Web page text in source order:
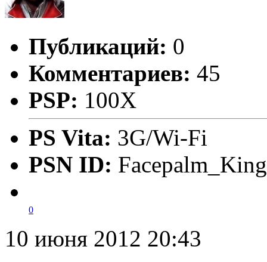
Публикаций: 0
Комментариев: 45
PSP: 100X
PS Vita: 3G/Wi-Fi
PSN ID: Facepalm_King
0
10 июня 2012 20:43